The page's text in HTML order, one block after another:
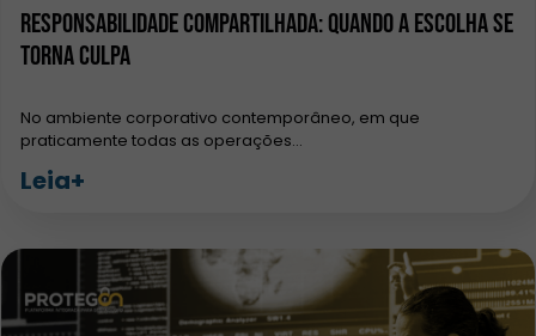
Responsabilidade Compartilhada: Quando a Escolha se
Torna Culpa
No ambiente corporativo contemporâneo, em que
praticamente todas as operações…
Leia+